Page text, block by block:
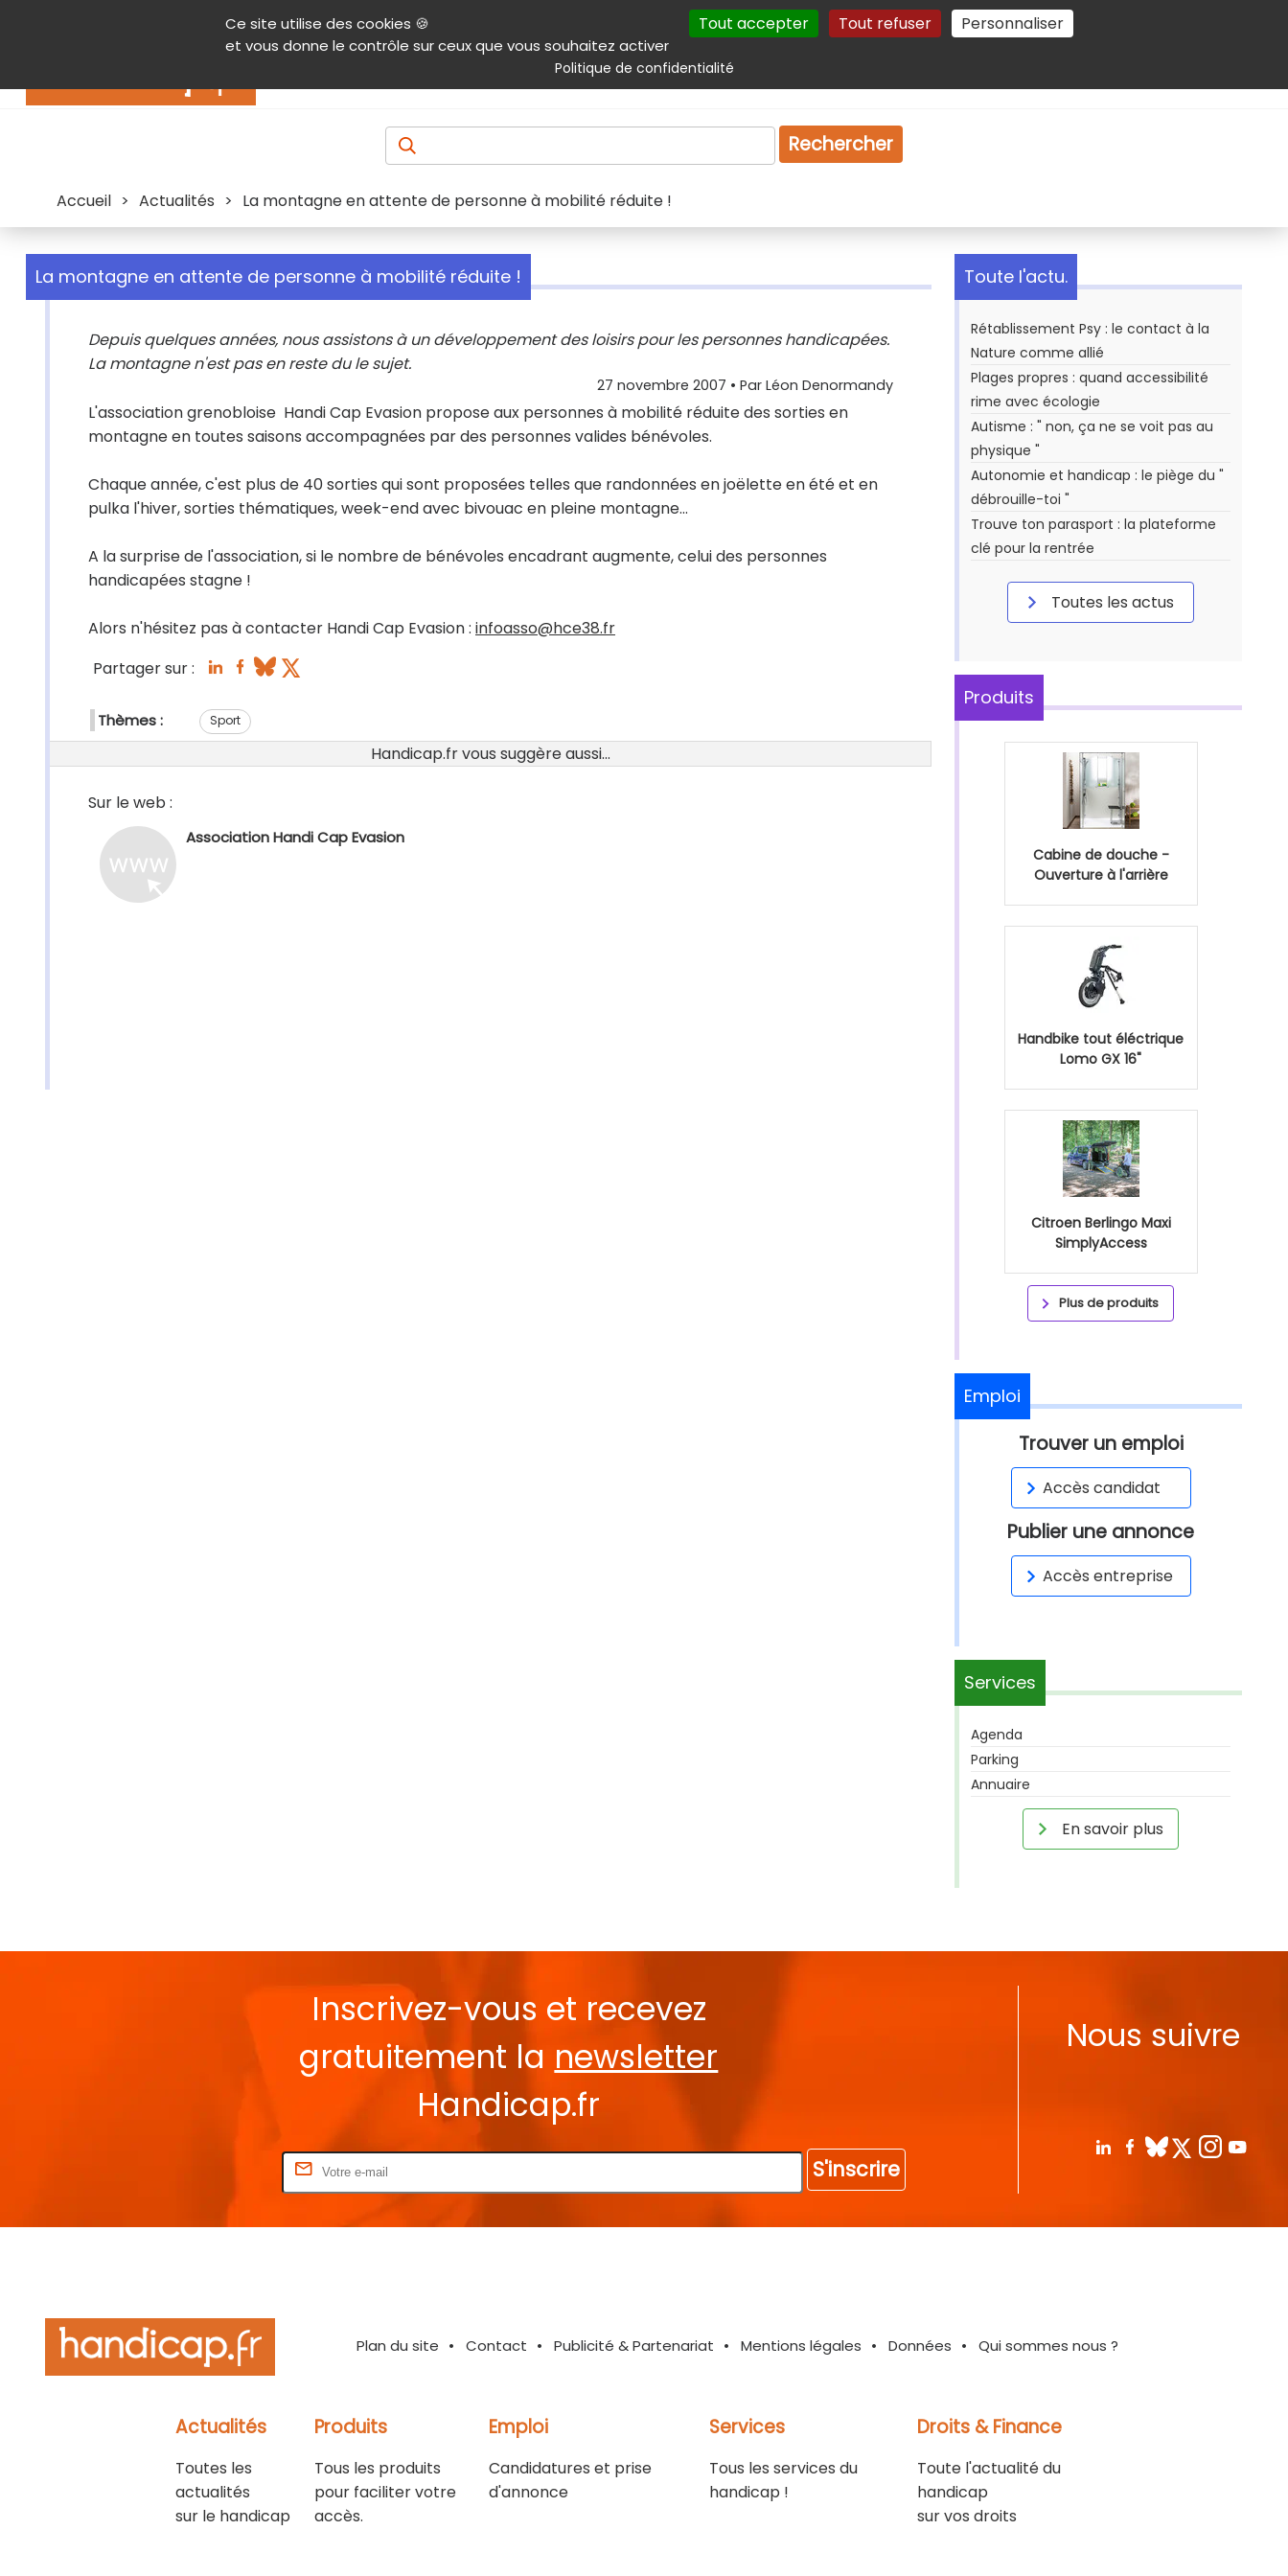
Ce site utilise des cookies 🍪
et vous donne le contrôle sur ceux que vous souhaitez activer
Tout accepter Tout refuser Personnaliser
Politique de confidentialité
Contenu Aide et accessibilité Menu principal Autres services Plan du site Gestion des cookies
Produits & services Emploi Droit
Rechercher
Accueil > Actualités > La montagne en attente de personne à mobilité réduite !
La montagne en attente de personne à mobilité réduite !
Depuis quelques années, nous assistons à un développement des loisirs pour les personnes handicapées.
La montagne n'est pas en reste du le sujet.
27 novembre 2007 • Par Léon Denormandy
L'association grenobloise Handi Cap Evasion propose aux personnes à mobilité réduite des sorties en
montagne en toutes saisons accompagnées par des personnes valides bénévoles.
Chaque année, c'est plus de 40 sorties qui sont proposées telles que randonnées en joëlette en été et en
pulka l'hiver, sorties thématiques, week-end avec bivouac en pleine montagne...
A la surprise de l'association, si le nombre de bénévoles encadrant augmente, celui des personnes
handicapées stagne !
Alors n'hésitez pas à contacter Handi Cap Evasion : infoasso@hce38.fr
Partager sur :
Thèmes : Sport
Handicap.fr vous suggère aussi...
Sur le web :
Association Handi Cap Evasion
Toute l'actu.
Rétablissement Psy : le contact à la
Nature comme allié
Plages propres : quand accessibilité
rime avec écologie
Autisme : " non, ça ne se voit pas au
physique "
Autonomie et handicap : le piège du "
débrouille-toi "
Trouve ton parasport : la plateforme
clé pour la rentrée
Toutes les actus
Produits
Cabine de douche -
Ouverture à l'arrière
Handbike tout éléctrique
Lomo GX 16"
Citroen Berlingo Maxi
SimplyAccess
Plus de produits
Emploi
Trouver un emploi
Accès candidat
Publier une annonce
Accès entreprise
Services
Agenda
Parking
Annuaire
En savoir plus
Inscrivez-vous et recevez
gratuitement la newsletter
Handicap.fr
S'inscrire
Nous suivre
Plan du site Contact Publicité & Partenariat Mentions légales Données Qui sommes nous ?
Actualités
Toutes les
actualités
sur le handicap
Produits
Tous les produits
pour faciliter votre
accès.
Emploi
Candidatures et prise
d'annonce
Services
Tous les services du
handicap !
Droits & Finance
Toute l'actualité du
handicap
sur vos droits